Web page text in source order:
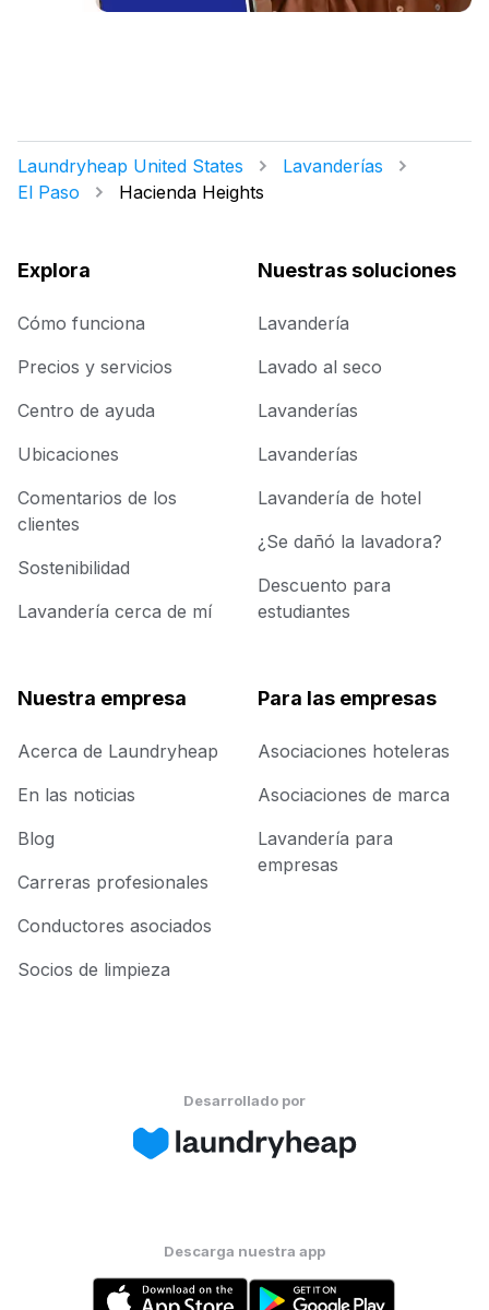
Laundryheap United States
Lavanderías
El Paso
Hacienda Heights
Explora
Cómo funciona
Precios y servicios
Centro de ayuda
Ubicaciones
Comentarios de los
clientes
Sostenibilidad
Lavandería cerca de mí
Nuestras soluciones
Lavandería
Lavado al seco
Lavanderías
Lavanderías
Lavandería de hotel
¿Se dañó la lavadora?
Descuento para
estudiantes
Nuestra empresa
Acerca de Laundryheap
En las noticias
Blog
Carreras profesionales
Conductores asociados
Socios de limpieza
Para las empresas
Asociaciones hoteleras
Asociaciones de marca
Lavandería para
empresas
Desarrollado por
Descarga nuestra app